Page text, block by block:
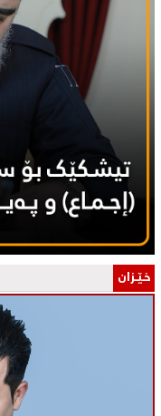
خـێـزان